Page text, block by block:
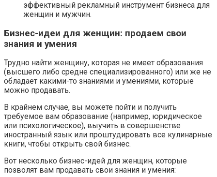
эффективный рекламный инструмент бизнеса для
женщин и мужчин.
Бизнес-идеи для женщин: продаем свои
знания и умения
Трудно найти женщину, которая не имеет образования
(высшего либо средне специализированного) или же не
обладает какими-то знаниями и умениями, которые
можно продавать.
В крайнем случае, вы можете пойти и получить
требуемое вам образование (например, юридическое
или психологическое), выучить в совершенстве
иностранный язык или проштудировать все кулинарные
книги, чтобы открыть свой бизнес.
Вот несколько бизнес-идей для женщин, которые
позволят вам продавать свои знания и умения: